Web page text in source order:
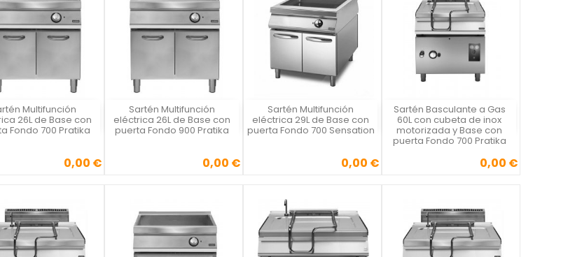
Multifunción
26L de Base con
Fondo 700 Pratika
Precio0,00 €

rápida Sartén Multifunción
eléctrica 26L de Base con
puerta Fondo 900 Pratika
Precio0,00 €

Vista rápida Sartén Multifunción
eléctrica 29L de Base con
puerta Fondo 700 Sensation
Precio0,00 €

Vista rápida Sartén Basculante a Gas
60L con cubeta de inox
motorizada y Base con
puerta Fondo 700 Pratika
Precio0,00 €

Vista rápida